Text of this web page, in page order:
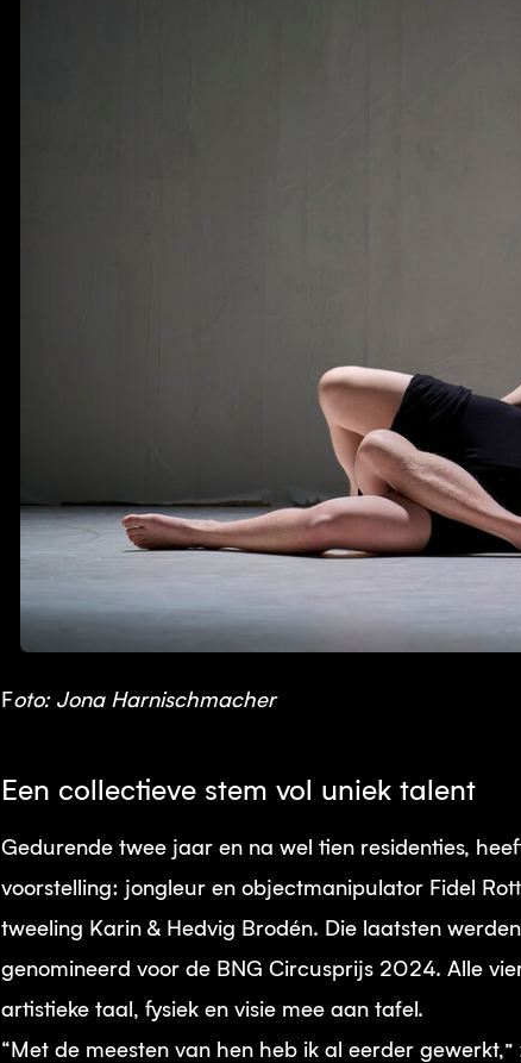
Foto: Jona Harnischmacher
Een collectieve stem vol uniek talent
Gedurende twee jaar en na wel tien residenties,
voorstelling: jongleur en objectmanipulator Fidel
tweeling Karin & Hedvig Brodén. Die laatsten
genomineerd voor de BNG Circusprijs 2024. Alle
artistieke taal, fysiek en visie mee aan tafel.
“Met de meesten van hen heb ik al eerder